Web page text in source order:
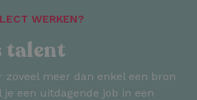
WERKEN?
talent
zoveel meer dan enkel een bron
je een uitdagende job in een